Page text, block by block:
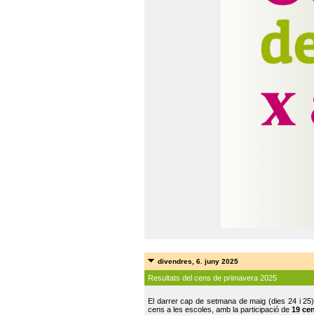
divendres, 6. juny 2025
Resultats del cens de primavera 2025
El darrer cap de setmana de maig (dies 24 i
cens a les escoles, amb la participació de 19